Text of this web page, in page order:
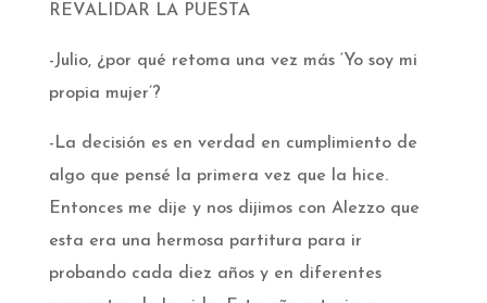
­REVALIDAR LA PUESTA­
-Julio, ¿por qué retoma una vez más ‘Yo soy mi
propia mujer’?­
-La decisión es en verdad en cumplimiento de
algo que pensé la primera vez que la hice.
Entonces me dije y nos dijimos con Alezzo que
esta era una hermosa partitura para ir
probando cada diez años y en diferentes